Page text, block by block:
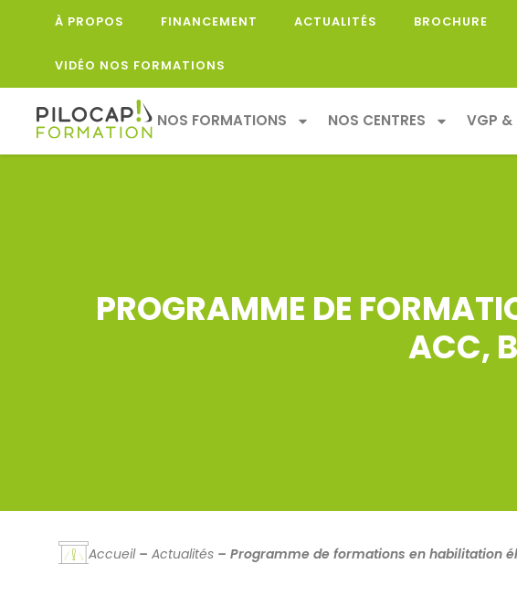
À PROPOS FINANCEMENT ACTUALITÉS BROCHURE
VIDÉO NOS FORMATIONS
NOS FORMATIONS NOS CENTRES VGP &
PROGRAMME DE
ACC,
Accueil– Actualités – Programme de formations en habilitation